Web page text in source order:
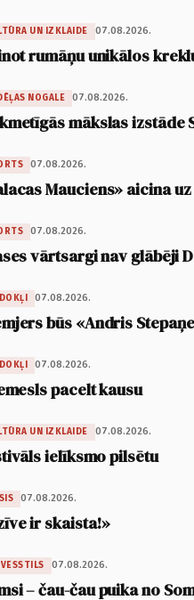
UN IZKLAIDE 07.08.2026.
rumāņu unikālos
NOGALE 07.08.2026.
mākslas izstāde
07.08.2026.
Mauciens» aicina
07.08.2026.
vārtsargi nav glābēji
07.08.2026.
būs «Andris
07.08.2026.
pacelt kausu
UN IZKLAIDE 07.08.2026.
ielīksmo pilsētu
07.08.2026.
ir skaista!»
07.08.2026.
– čau-čau puika no